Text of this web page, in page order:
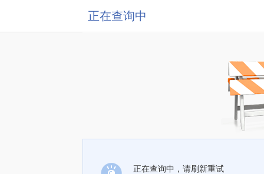
正在查询中
正在查询中，请刷新重试